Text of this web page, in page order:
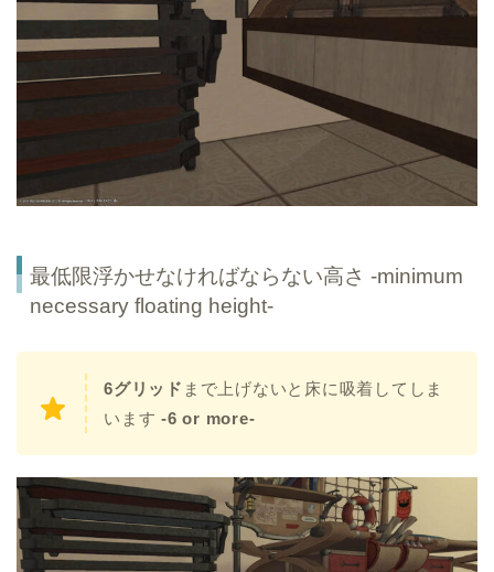
最低限浮かせなければならない高さ -minimum
necessary floating height-
6グリッド まで上げないと床に吸着してしま
います-6 or more-